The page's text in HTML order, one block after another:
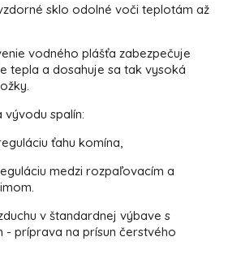
sklo odolné voči teplotám až
vodného plášťa zabezpečuje
tepla a dosahuje sa tak vysoká
vývodu spalín:
ťahu komína,
medzi rozpaľovacím a
v štandardnej výbave s
- príprava na prísun čerstvého